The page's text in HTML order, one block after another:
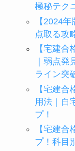
極秘テク
【2024
点取る攻
【宅建
｜弱点
ライン突
【宅建
用法｜自
プ！
【宅建
プ！科目